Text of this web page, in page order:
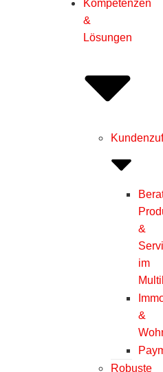
Kompetenzen
&
Lösungen
&
im
&
Robuste